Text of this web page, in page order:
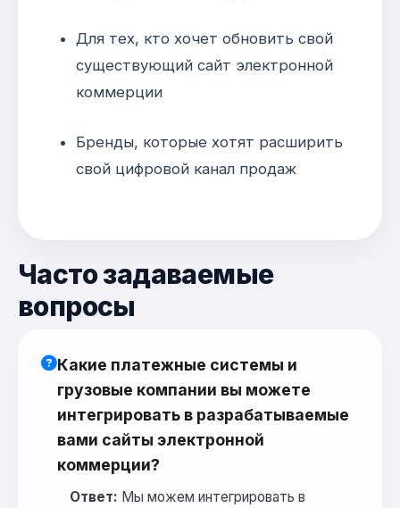
Для тех, кто хочет обновить свой
существующий сайт электронной
коммерции
Бренды, которые хотят расширить
свой цифровой канал продаж
Часто задаваемые
вопросы
Какие платежные системы и
грузовые компании вы можете
интегрировать в разрабатываемые
вами сайты электронной
коммерции?
Ответ: Мы можем интегрировать в